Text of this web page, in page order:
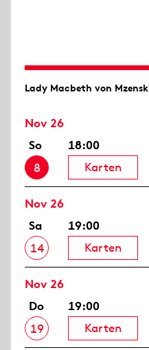
Lady Macbeth von Mzensk
Nov 26
So
8
18:00
Karten
Nov 26
Sa
14
19:00
Karten
Nov 26
Do
19
19:00
Karten